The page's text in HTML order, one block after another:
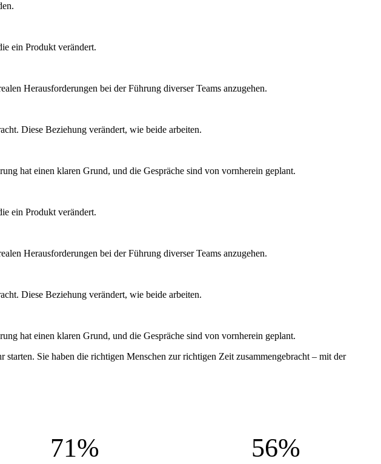
ein Produkt verändert.
Herausforderungen bei der Führung diverser Teams anzugehen.
Diese Beziehung verändert, wie beide arbeiten.
hat einen klaren Grund, und die Gespräche sind von vornherein geplant.
ein Produkt verändert.
Herausforderungen bei der Führung diverser Teams anzugehen.
Diese Beziehung verändert, wie beide arbeiten.
hat einen klaren Grund, und die Gespräche sind von vornherein geplant.
Sie haben die richtigen Menschen zur richtigen Zeit zusammengebracht – mit der
71% 56%